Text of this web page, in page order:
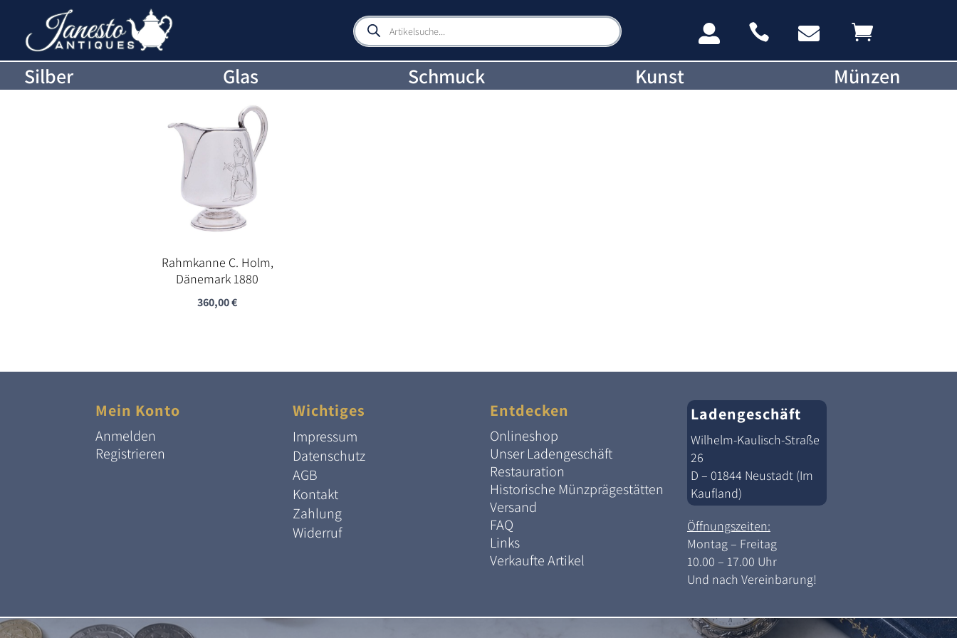
Products
search    
Silber Glas Schmuck Kunst Münzen
Rahmkanne C. Holm,
Dänemark 1880
360,00€
Mein Konto
Anmelden
Registrieren
Wichtiges
Impressum
Datenschutz
AGB
Kontakt
Zahlung
Widerruf
Entdecken
Onlineshop
Unser Ladengeschäft
Restauration
Historische Münzprägestätten
Versand
FAQ
Links
Verkaufte Artikel
Ladengeschäft
Wilhelm-Kaulisch-Straße
26
D – 01844 Neustadt (Im
Kaufland)
Öffnungszeiten:
Montag – Freitag
10.00 – 17.00 Uhr
Und nach Vereinbarung!